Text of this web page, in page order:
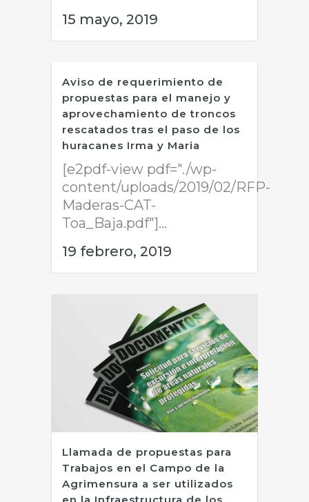
15 mayo, 2019
Aviso de requerimiento de
propuestas para el manejo y
aprovechamiento de troncos
rescatados tras el paso de los
huracanes Irma y Maria
[e2pdf-view pdf="./wp-
content/uploads/2019/02/RFP-
Maderas-CAT-
Toa_Baja.pdf"]...
19 febrero, 2019
Llamada de propuestas para
Trabajos en el Campo de la
Agrimensura a ser utilizados